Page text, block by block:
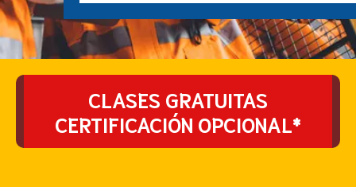
CLASES GRATUITAS
CERTIFICACIÓN OPCIONAL*